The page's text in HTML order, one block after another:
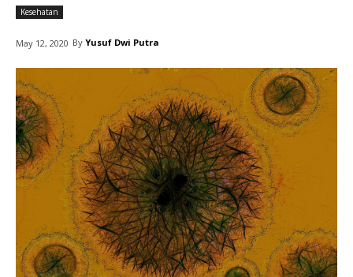
Kesehatan
May 12, 2020 By Yusuf Dwi Putra